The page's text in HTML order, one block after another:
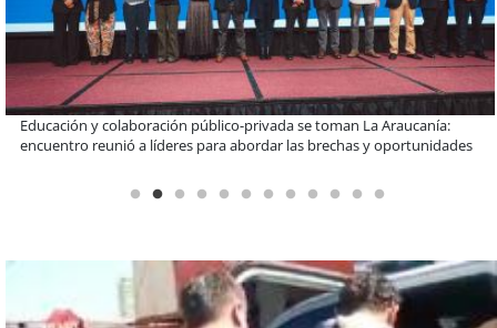
Llaman a interiorizarse de los programas de estudios para postular
informado al SAE